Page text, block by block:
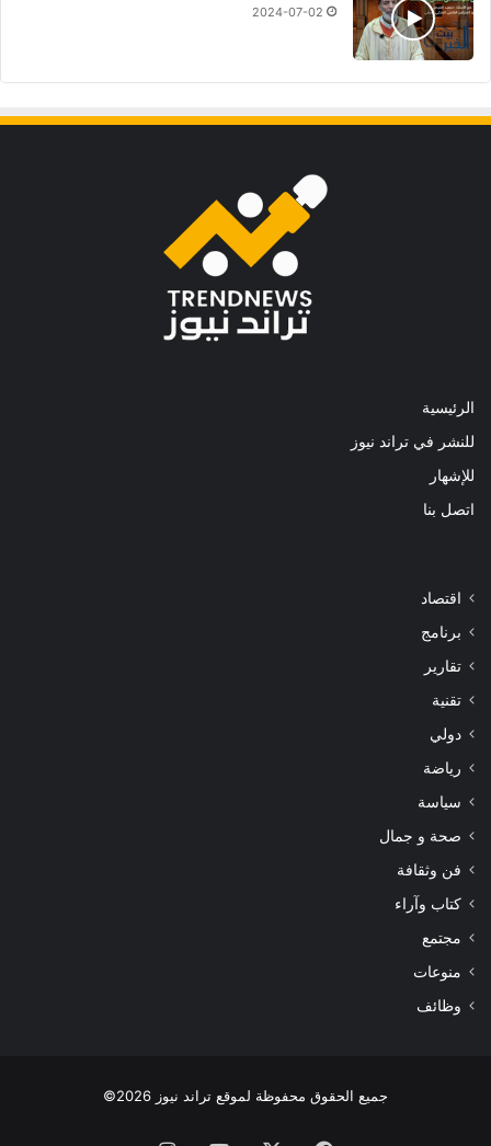
2024-07-02
الرئيسية
للنشر في تراند نيوز
للإشهار
اتصل بنا
اقتصاد
برنامج
تقارير
تقنية
دولي
رياضة
سياسة
صحة و جمال
فن وثقافة
كتاب وآراء
مجتمع
منوعات
وظائف
جميع الحقوق محفوظة لموقع تراند نيوز 2026©